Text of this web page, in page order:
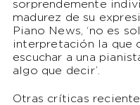
sorprendemente
madurez de su
Piano News, ‘no es
interpretación la que
escuchar a una
algo que decir’.
Otras críticas